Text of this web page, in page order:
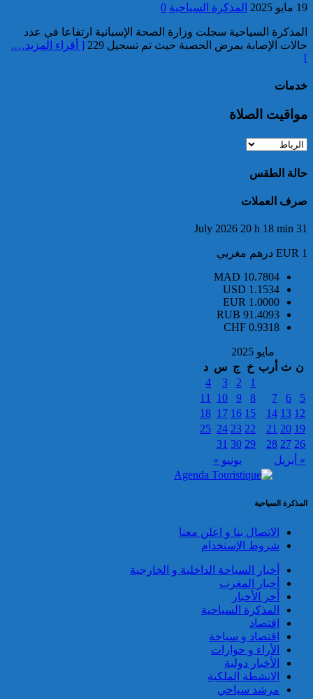
3.5 أطنان من مخدر الشيرا بمعبر
إجهاض عملية للتهريب الدولي
لثلاثة أطنان و960 كيلوغراما من
مخدر الشيرا
العثور على جثة شخص يرجح أن
تعود للسائح البلجيكي الذي اختفى
عن الأنظار منذ أواخر نونبر
المنصرم بأكادير
ميناء طنجة المتوسط.. حجز أزيد
من 19 ألف قرص طبي مخدر
توقيف مواطن فرنسي من أصول
19 مايو 2025 المذكرة السياحية 0
المذكرة السياحية سجلت وزارة الصحة الإسبانية ارتفاعا في عدد
حالات الإصابة بمرض الحصبة حيث تم تسجيل 229
[ أقراء المزيد….
]
خدمات
مواقيت الصلاة
حالة الطقس
صرف العملات
31 July 2026 20 h 18 min
EUR 1 درهم مغربي
MAD 10.7804
USD 1.1534
EUR 1.0000
RUB 91.4093
CHF 0.9318
مايو 2025
ن ث أرب خ ج س د
« أبريل يونيو »
1
2
3
4
5
6
7
8
9
10
11
12
13
14
15
16
17
18
19
20
21
22
23
24
25
26
27
28
29
30
31
المذكرة السياحية
الاتصال بنا و اعلن معنا
شروط الإستخدام
أخبار السياحة الداخلية و الخارجية
أخبار المغرب
أخر الأخبار
المذكرة السياحية
اقتصاد
اقتصاد و سياحة
الأراء و حوارات
الأخبار دولية
الانشطة الملكية
مرشد سياحي